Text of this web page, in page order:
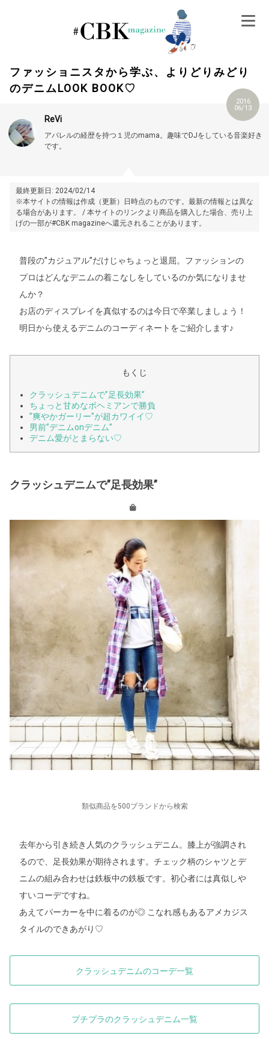
ファッショニスタから学ぶ、よりどりみどり
のデニムLOOK BOOK♡
2016
06/13
ReVi
アパレルの経歴を持つ１児のmama。趣味でDJをしている音楽好き
です。
最終更新日: 2024/02/14
※本サイトの情報は作成（更新）日時点のものです。最新の情報とは異な
る場合があります。 / 本サイトのリンクより商品を購入した場合、売り上
げの一部が#CBK magazineへ還元されることがあります。
普段の”カジュアル”だけじゃちょっと退屈。ファッションの
プロはどんなデニムの着こなしをしているのか気になりませ
んか？
お店のディスプレイを真似するのは今日で卒業しましょう！
明日から使えるデニムのコーディネートをご紹介します♪
もくじ
クラッシュデニムで”足長効果”
ちょっと甘めなボヘミアンで勝負
”爽やかガーリー”が超カワイイ♡
男前”デニムonデニム”
デニム愛がとまらない♡
クラッシュデニムで”足長効果”
類似商品を500ブランドから検索
去年から引き続き人気のクラッシュデニム。膝上が強調され
るので、足長効果が期待されます。チェック柄のシャツとデ
ニムの組み合わせは鉄板中の鉄板です。初心者には真似しや
すいコーデですね。
あえてパーカーを中に着るのが◎ こなれ感もあるアメカジス
タイルのできあがり♡
クラッシュデニムのコーデ一覧
プチプラのクラッシュデニム一覧